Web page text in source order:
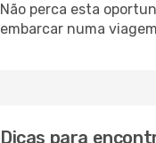
Não perca esta
embarcar numa
Dicas para